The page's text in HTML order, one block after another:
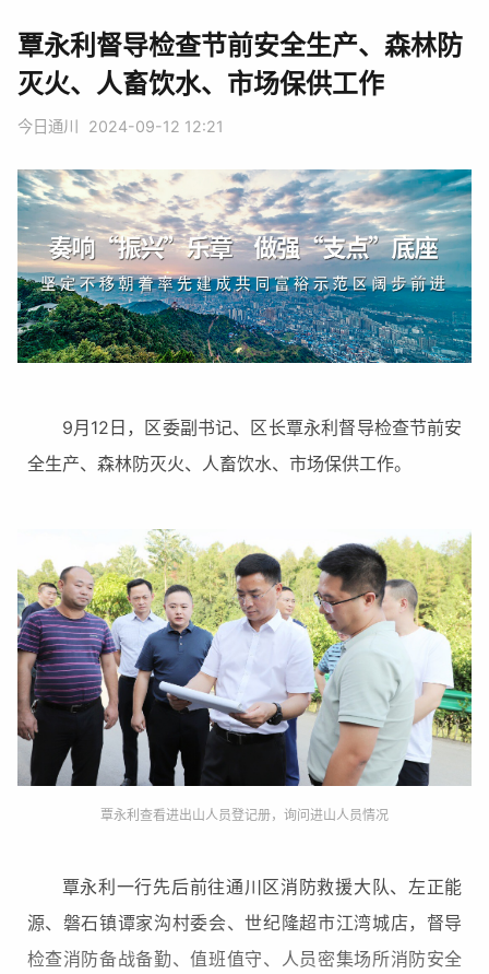
覃永利督导检查节前安全生产、森林防
灭火、人畜饮水、市场保供工作
今日通川 2024-09-12 12:21
9月12日，区委副书记、区长覃永利督导检查节前安
全生产、森林防灭火、人畜饮水、市场保供工作。
覃永利查看进出山人员登记册，询问进山人员情况
覃永利一行先后前往通川区消防救援大队、左正能
源、磐石镇谭家沟村委会、世纪隆超市江湾城店，督导
检查消防备战备勤、值班值守、人员密集场所消防安全